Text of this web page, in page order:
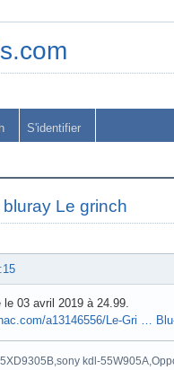
S'identifier
bluray Le grinch
le 03 avril 2019 à 24.99.
a13146556/Le-Gri …
kdl-